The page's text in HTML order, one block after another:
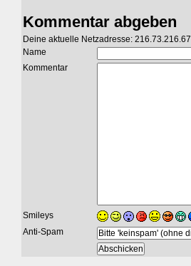
Kommentar abgeben
Deine aktuelle Netzadresse: 216.73.216.67
Name
Kommentar
Smileys
Anti-Spam